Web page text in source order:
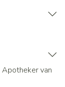
Apotheker van